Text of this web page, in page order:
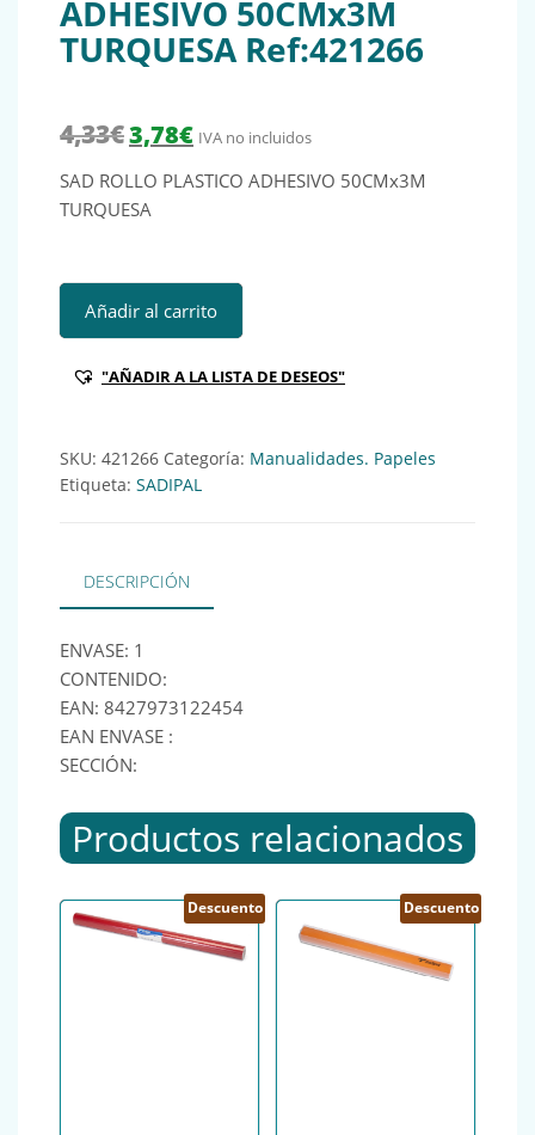
ADHESIVO 50CMx3M
TURQUESA Ref:421266
4,33€ El precio original era: 4,33€.
3,78€El precio actual es: 3,78€.
IVA no incluidos
SAD ROLLO PLASTICO ADHESIVO 50CMx3M
TURQUESA
SAD ROLLO PLASTICO ADHESIVO 50CMx3M TURQUESA
Añadir al carrito
"AÑADIR A LA LISTA DE DESEOS"
SKU: 421266 Categoría: Manualidades. Papeles
Etiqueta: SADIPAL
DESCRIPCIÓN
ENVASE: 1
CONTENIDO:
EAN: 8427973122454
EAN ENVASE :
SECCIÓN:
Productos relacionados
Descuento Descuento